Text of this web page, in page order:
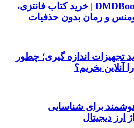
فروشگاه کتاب DMDBook | خرید کتاب فانتزی،
و رمان بدون حذفیات
تجهیزات اندازه گیری؛ چطور
آنلاین بخریم؟
هوشمند برای شناسایی
ارز دیجیتال